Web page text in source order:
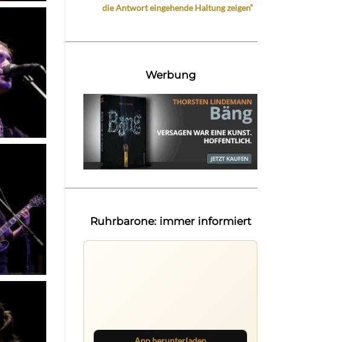
die Antwort eingehende Haltung zeigen“
Werbung
Ruhrbarone: immer informiert